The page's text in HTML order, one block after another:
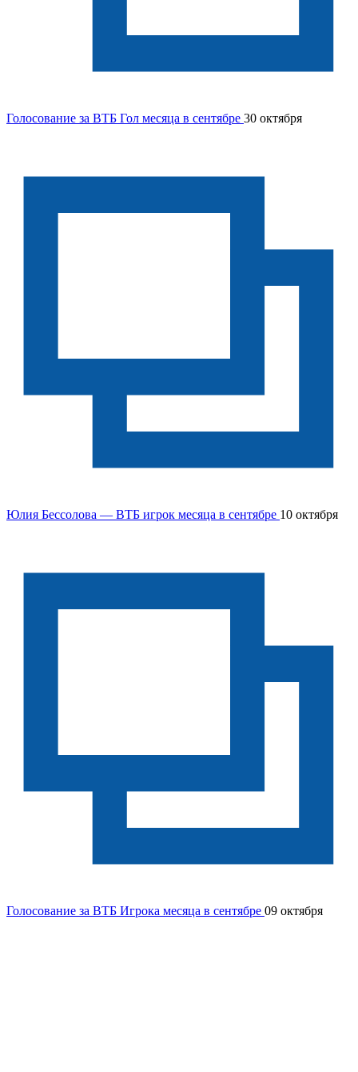
Голосование за ВТБ Гол месяца в сентябре 30 октября
Юлия Бессолова — ВТБ игрок месяца в сентябре 10 октября
Голосование за ВТБ Игрока месяца в сентябре 09 октября